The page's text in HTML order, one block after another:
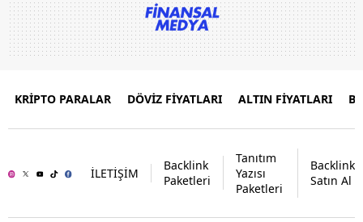
KRİPTO PARALAR DÖVİZ FİYATLARI ALTIN FİYATLARI
İLETİŞİM
Backlink
Paketleri
Tanıtım
Yazısı
Paketleri
Backlink
Satın Al